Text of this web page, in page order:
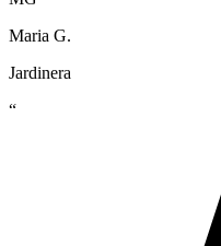
Maria G.
Jardinera
“